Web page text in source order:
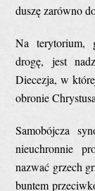
duszę zarówno
Na terytorium,
drogę, jest
Diecezja, w
obronie
Samobójcza
nieuchronnie
nazwać grzech
buntem